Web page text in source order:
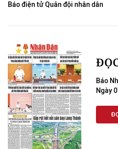
Báo điện tử Quân đội nhân dân
Báo
Ngày